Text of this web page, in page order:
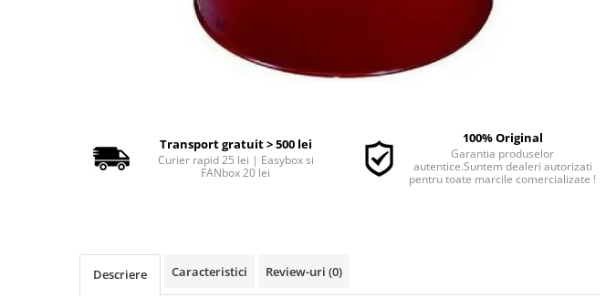
Transport gratuit > 500 lei
Curier rapid 25 lei | Easybox si
FANbox 20 lei
100% Original
Garantia produselor
autentice.Suntem dealeri autorizati
pentru toate marcile comercializate !
Descriere Caracteristici Review-uri (0)